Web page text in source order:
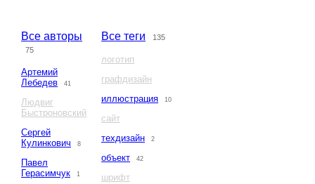
Все авторы
75
Артемий
Лебедев
41
Людвиг
Быстроновский
Сергей
Кулинкович
8
Павел
Герасимчук
1
Все теги 135
логотип
графдизайн
иллюстрация
10
сайт
техдизайн
2
объект 42
шрифт